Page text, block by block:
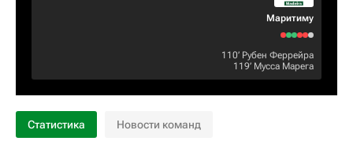
Маритиму
110‎’‎ Рубен Феррейра
119‎’‎ Мусса Марега
Статистика Новости команд